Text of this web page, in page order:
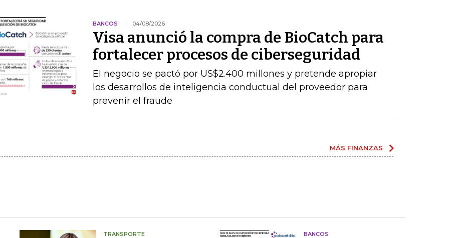
BANCOS 04/08/2026
Visa anunció la compra de BioCatch para
fortalecer procesos de ciberseguridad
El negocio se pactó por US$2.400 millones y pretende apropiar
los desarrollos de inteligencia conductual del proveedor para
prevenir el fraude
MÁS FINANZAS
TRANSPORTE BANCOS